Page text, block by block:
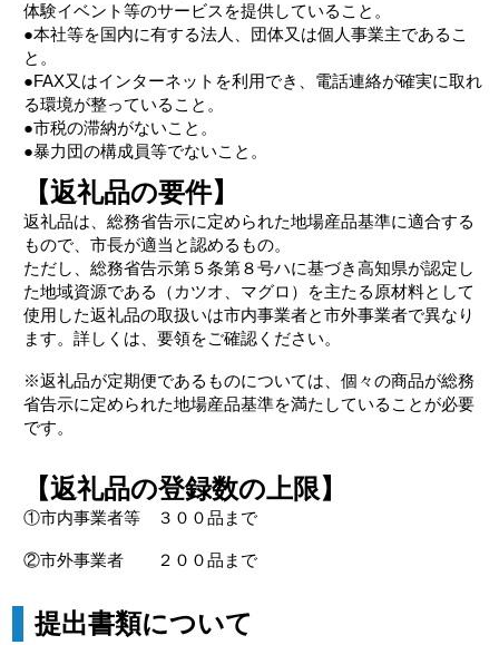
体験イベント等のサービスを提供していること。
●本社等を国内に有する法人、団体又は個人事業主であるこ
と。
●FAX又はインターネットを利用でき、電話連絡が確実に取れ
る環境が整っていること。
●市税の滞納がないこと。
●暴力団の構成員等でないこと。
【返礼品の要件】
返礼品は、総務省告示に定められた地場産品基準に適合する
もので、市長が適当と認めるもの。
ただし、総務省告示第５条第８号ハに基づき高知県が認定し
た地域資源である（カツオ、マグロ）を主たる原材料として
使用した返礼品の取扱いは市内事業者と市外事業者で異なり
ます。詳しくは、要領をご確認ください。
※返礼品が定期便であるものについては、個々の商品が総務
省告示に定められた地場産品基準を満たしていることが必要
です。
【返礼品の登録数の上限】
①市内事業者等 ３００品まで
②市外事業者 ２００品まで
提出書類について